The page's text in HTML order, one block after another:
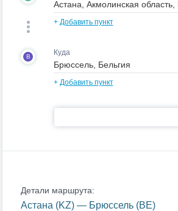
+ Добавить пункт
B Куда
+ Добавить пункт
Детали маршрута:
Астана (KZ) — Брюссель (BE)